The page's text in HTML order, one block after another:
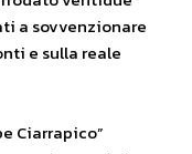
a sovvenzionare
e sulla reale
Ciarrapico”